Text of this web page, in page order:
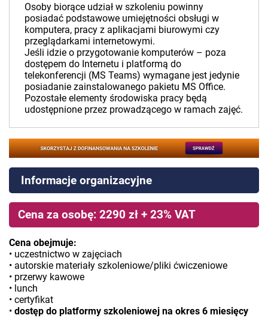
Osoby biorące udział w szkoleniu powinny
posiadać podstawowe umiejętności obsługi w
komputera, pracy z aplikacjami biurowymi czy
przeglądarkami internetowymi.
Jeśli idzie o przygotowanie komputerów – poza
dostępem do Internetu i platformą do
telekonferencji (MS Teams) wymagane jest jedynie
posiadanie zainstalowanego pakietu MS Office.
Pozostałe elementy środowiska pracy będą
udostępnione przez prowadzącego w ramach zajęć.
Informacje organizacyjne
Cena za osobę: 2290 zł + 23% VAT
Cena obejmuje:
• uczestnictwo w zajęciach
• autorskie materiały szkoleniowe/pliki ćwiczeniowe
• przerwy kawowe
• lunch
• certyfikat
• dostęp do platformy szkoleniowej na okres 6 miesięcy